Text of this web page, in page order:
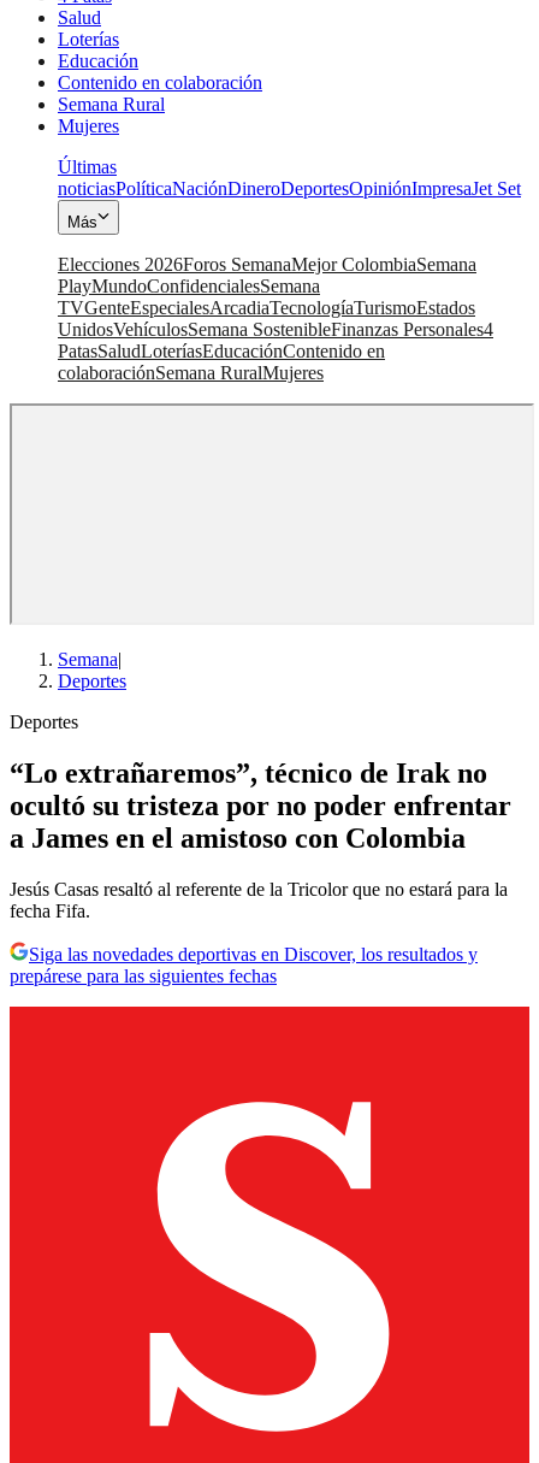
Salud
Loterías
Educación
Contenido en colaboración
Semana Rural
Mujeres
Últimas
noticiasPolíticaNaciónDineroDeportesOpiniónImpresaJet Set
Más
Elecciones 2026Foros SemanaMejor ColombiaSemana
PlayMundoConfidencialesSemana
TVGenteEspecialesArcadiaTecnologíaTurismoEstados
UnidosVehículosSemana SostenibleFinanzas Personales4
PatasSaludLoteríasEducaciónContenido en
colaboraciónSemana RuralMujeres
Semana|
Deportes
Deportes
“Lo extrañaremos”, técnico de Irak no
ocultó su tristeza por no poder enfrentar
a James en el amistoso con Colombia
Jesús Casas resaltó al referente de la Tricolor que no estará para la
fecha Fifa.
Siga las novedades deportivas en Discover, los resultados y
prepárese para las siguientes fechas